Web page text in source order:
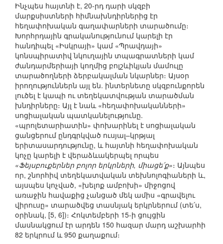
Ինչպես հայտնի է, 20-րդ դարի սկզբի
մարքսիստների հիմնախնդիրներից էր
հեղափոխական գաղափարների տարածումը։
Խորհրդային գրականությունում կարելի էր
հանդիպել «Իսկրայի» կամ «Պրավդայի»
կոնսպիրատիվ նկուղային տպագրատների կամ
ժանդարմերիայի կողմից բոլշևիկյան մամուլը
տարածողների ձերբակալման նկարներ։ Այսօր
իրողություններն այլ են. ինտերնետը սկզբունքորեն
լուծել է կապի ու տեղեկատվության տարածման
խնդիրները։ Այլ է նաև «հեղափոխականների»
սոցիալական պատկանելությունը.
«պրոլետարիատին» փոխարինել է սոցիալական
ցանցերում ընդգրկված ուսյալ–կրթյալ
երիտասարդությունը, և հայտնի հեղափոխական
կոչը կարելի է վերաձևակերպել որպես
«Ֆեյսբուքերներ բոլոր երկրների, միացե՛ք»։ Այնպես
որ, շնորհիվ տեղեկատվական տեխնոլոգիաների և,
այսպես կոչված, «խելոք ամբոխի» միջոցով
առաջին հավաքից չանցած մեկ ամիս «գրավելու
վիրուսը» տարածվեց տասնյակ երկրներում (տե՛ս,
օրինակ, [5, 6])։ Հոկտեմբերի 15-ի ցույցին
մասնակցում էր արդեն 150 հազար մարդ աշխարհի
82 երկրում և 950 քաղաքում։